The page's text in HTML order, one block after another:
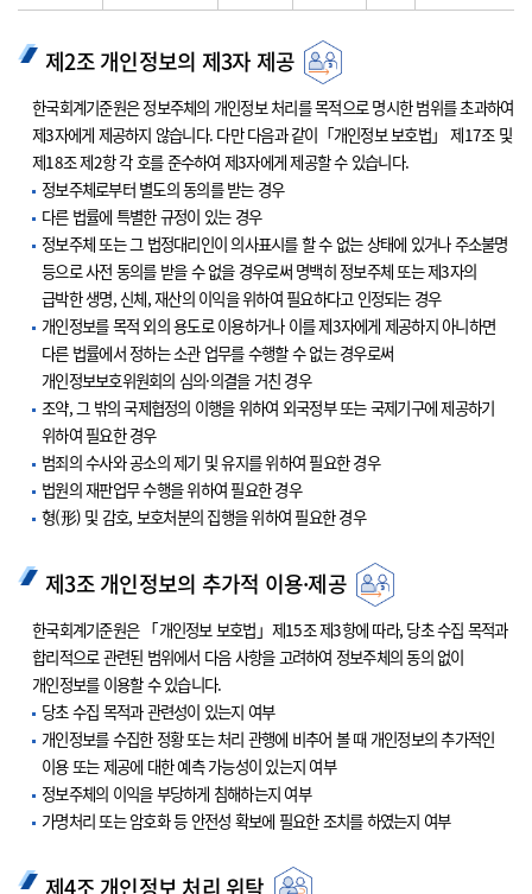
제2조 개인정보의 제3자 제공
한국회계기준원은 정보주체의 개인정보 처리를 목적으로 명시한 범위를 초과하여
제3자에게 제공하지 않습니다. 다만 다음과 같이「개인정보 보호법」 제17조 및
제18조 제2항 각 호를 준수하여 제3자에게 제공할 수 있습니다.
정보주체로부터 별도의 동의를 받는 경우
다른 법률에 특별한 규정이 있는 경우
정보주체 또는 그 법정대리인이 의사표시를 할 수 없는 상태에 있거나 주소불명
등으로 사전 동의를 받을 수 없을 경우로써 명백히 정보주체 또는 제3자의
급박한 생명, 신체, 재산의 이익을 위하여 필요하다고 인정되는 경우
개인정보를 목적 외의 용도로 이용하거나 이를 제3자에게 제공하지 아니하면
다른 법률에서 정하는 소관 업무를 수행할 수 없는 경우로써
개인정보보호위원회의 심의·의결을 거친 경우
조약, 그 밖의 국제협정의 이행을 위하여 외국정부 또는 국제기구에 제공하기
위하여 필요한 경우
범죄의 수사와 공소의 제기 및 유지를 위하여 필요한 경우
법원의 재판업무 수행을 위하여 필요한 경우
형(形) 및 감호, 보호처분의 집행을 위하여 필요한 경우
제3조 개인정보의 추가적 이용·제공
한국회계기준원은 「개인정보 보호법」제15조 제3항에 따라, 당초 수집 목적과
합리적으로 관련된 범위에서 다음 사항을 고려하여 정보주체의 동의 없이
개인정보를 이용할 수 있습니다.
당초 수집 목적과 관련성이 있는지 여부
개인정보를 수집한 정황 또는 처리 관행에 비추어 볼 때 개인정보의 추가적인
이용 또는 제공에 대한 예측 가능성이 있는지 여부
정보주체의 이익을 부당하게 침해하는지 여부
가명처리 또는 암호화 등 안전성 확보에 필요한 조치를 하였는지 여부